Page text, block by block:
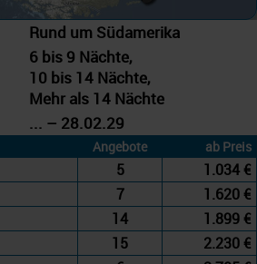
Rund um Südamerika
6 bis 9 Nächte,
10 bis 14 Nächte,
Mehr als 14 Nächte
... – 28.02.29
Angebote ab Preis
5
1.034 €
7
1.620 €
14
1.899 €
15
2.230 €